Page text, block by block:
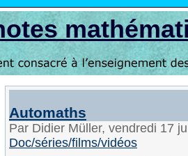
Automaths
Par Didier Müller, vendredi 17
Doc/séries/films/vidéos